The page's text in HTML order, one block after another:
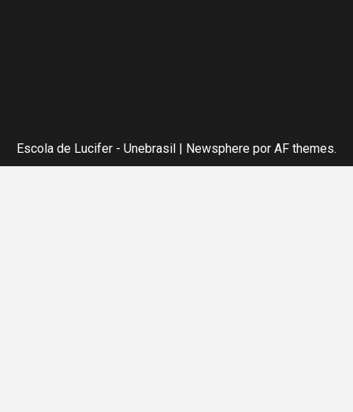
Escola de Lucifer - Unebrasil Newsphere por AF themes.